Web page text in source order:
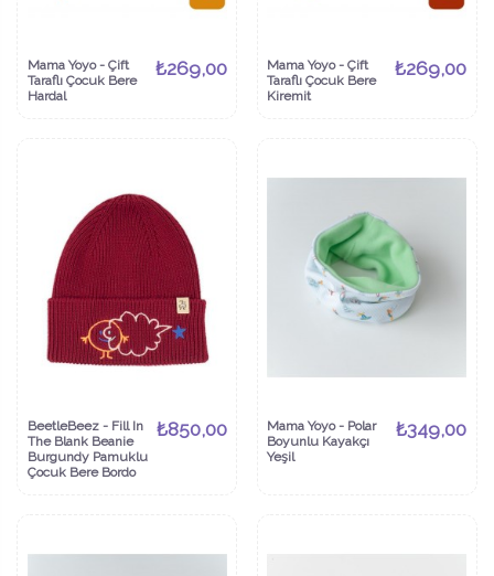
Mama Yoyo - Çift
Taraflı Çocuk Bere
Hardal
₺269,00
Mama Yoyo - Çift
Taraflı Çocuk Bere
Kiremit
₺269,00
BeetleBeez - Fill In
The Blank Beanie
Burgundy Pamuklu
Çocuk Bere Bordo
₺850,00
Mama Yoyo - Polar
Boyunlu Kayakçı
Yeşil
₺349,00